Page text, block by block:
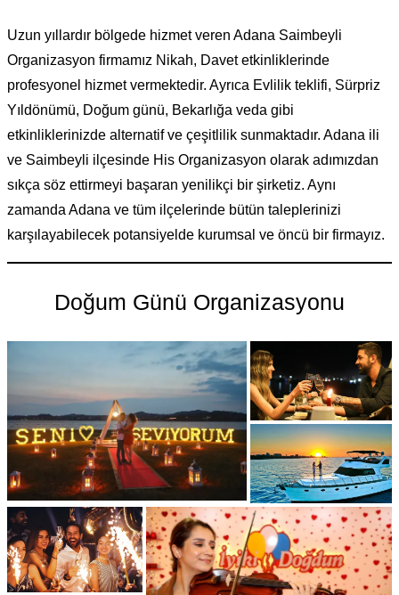
Uzun yıllardır bölgede hizmet veren Adana Saimbeyli
Organizasyon firmamız Nikah, Davet etkinliklerinde
profesyonel hizmet vermektedir. Ayrıca Evlilik teklifi, Sürpriz
Yıldönümü, Doğum günü, Bekarlığa veda gibi
etkinliklerinizde alternatif ve çeşitlilik sunmaktadır. Adana ili
ve Saimbeyli ilçesinde His Organizasyon olarak adımızdan
sıkça söz ettirmeyi başaran yenilikçi bir şirketiz. Aynı
zamanda Adana ve tüm ilçelerinde bütün taleplerinizi
karşılayabilecek potansiyelde kurumsal ve öncü bir firmayız.
Doğum Günü Organizasyonu